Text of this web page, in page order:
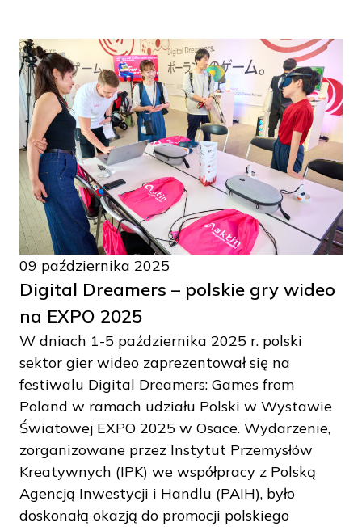
09 października 2025
Digital Dreamers – polskie gry wideo
na EXPO 2025
W dniach 1-5 października 2025 r. polski
sektor gier wideo zaprezentował się na
festiwalu Digital Dreamers: Games from
Poland w ramach udziału Polski w Wystawie
Światowej EXPO 2025 w Osace. Wydarzenie,
zorganizowane przez Instytut Przemysłów
Kreatywnych (IPK) we współpracy z Polską
Agencją Inwestycji i Handlu (PAIH), było
doskonałą okazją do promocji polskiego